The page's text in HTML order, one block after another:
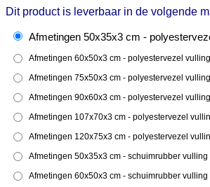
Dit product is leverbaar in de volgende
Afmetingen 50x35x3 cm -
Afmetingen 60x50x3 cm - polyestervezel
Afmetingen 75x50x3 cm - polyestervezel
Afmetingen 90x60x3 cm - polyestervezel
Afmetingen 107x70x3 cm - polyestervezel
Afmetingen 120x75x3 cm - polyestervezel
Afmetingen 50x35x3 cm - schuimrubber vulling
Afmetingen 60x50x3 cm - schuimrubber vulling